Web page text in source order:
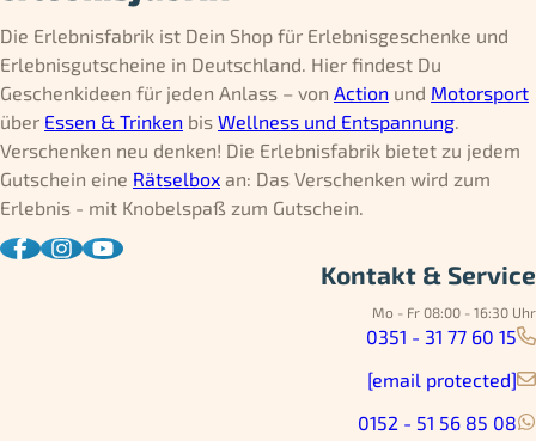
Die Erlebnisfabrik ist Dein Shop für Erlebnisgeschenke und
Erlebnisgutscheine in Deutschland. Hier findest Du
Geschenkideen für jeden Anlass – von Action und Motorsport
über Essen & Trinken bis Wellness und Entspannung.
Verschenken neu denken! Die Erlebnisfabrik bietet zu jedem
Gutschein eine Rätselbox an: Das Verschenken wird zum
Erlebnis - mit Knobelspaß zum Gutschein.
Kontakt & Service
Mo - Fr 08:00 - 16:30 Uhr
0351 - 31 77 60 15
[email protected]
0152 - 51 56 85 08